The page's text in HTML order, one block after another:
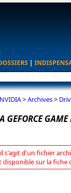
|
NVIDIA>Archives>
GEFORCE
s'agit d'un fichier
disponible sur la fiche